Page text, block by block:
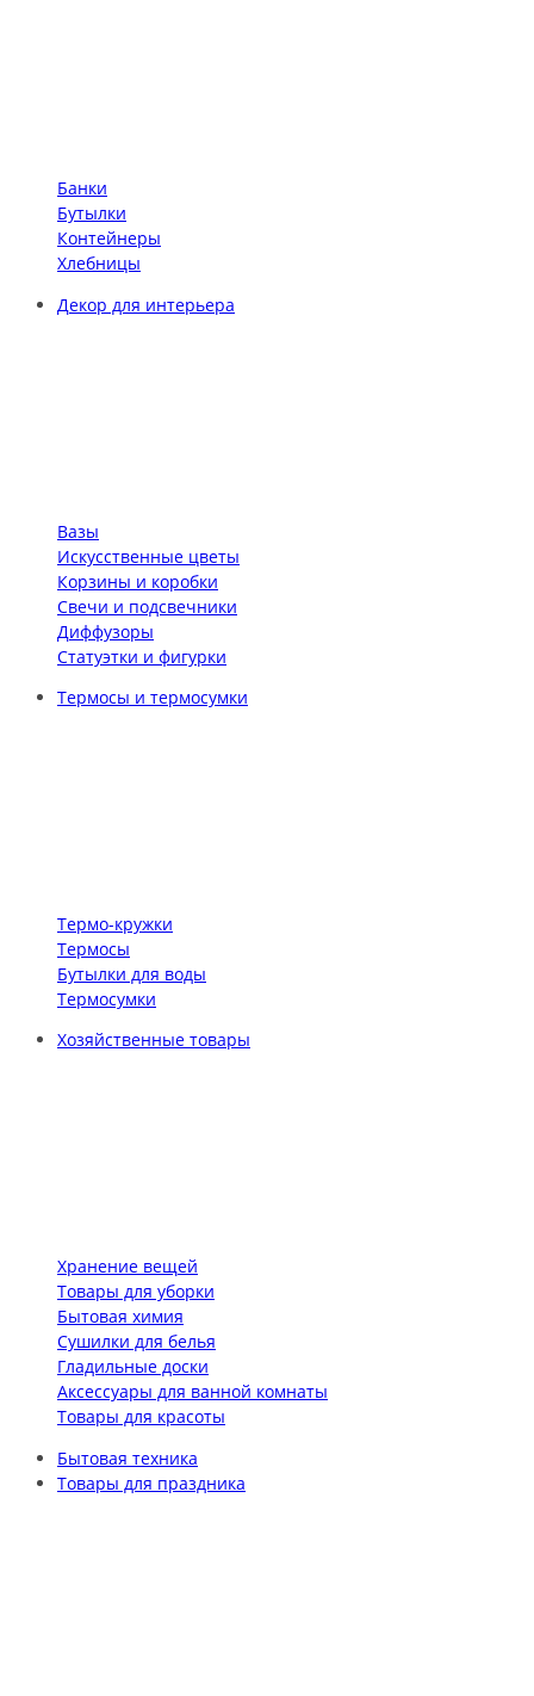
Банки
Бутылки
Контейнеры
Хлебницы
Декор для интерьера
Вазы
Искусственные цветы
Корзины и коробки
Свечи и подсвечники
Диффузоры
Статуэтки и фигурки
Термосы и термосумки
Термо-кружки
Термосы
Бутылки для воды
Термосумки
Хозяйственные товары
Хранение вещей
Товары для уборки
Бытовая химия
Сушилки для белья
Гладильные доски
Аксессуары для ванной комнаты
Товары для красоты
Бытовая техника
Товары для праздника